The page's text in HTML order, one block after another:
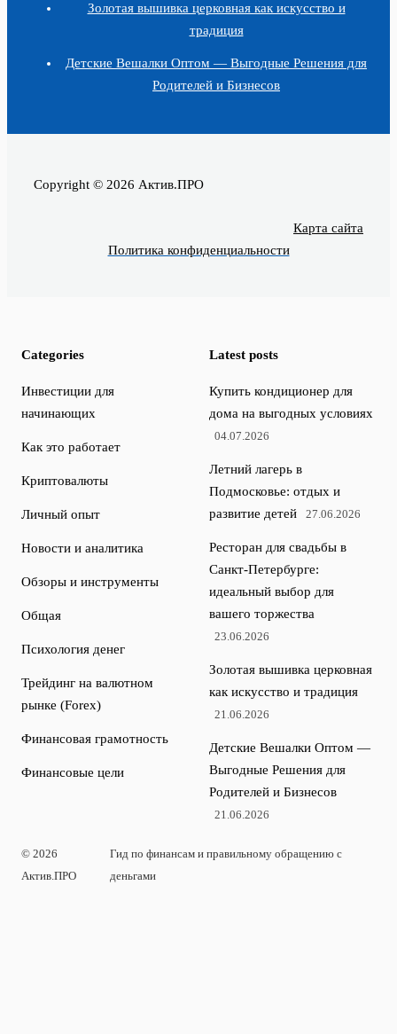
Золотая вышивка церковная как искусство и
традиция
Детские Вешалки Оптом — Выгодные Решения для
Родителей и Бизнесов
Copyright © 2026 Актив.ПРО
Карта сайта
Политика конфиденциальности
Categories
Инвестиции для
начинающих
Как это работает
Криптовалюты
Личный опыт
Новости и аналитика
Обзоры и инструменты
Общая
Психология денег
Трейдинг на валютном
рынке (Forex)
Финансовая грамотность
Финансовые цели
Latest posts
Купить кондиционер для
дома на выгодных условиях
04.07.2026
Летний лагерь в
Подмосковье: отдых и
развитие детей
27.06.2026
Ресторан для свадьбы в
Санкт-Петербурге:
идеальный выбор для
вашего торжества
23.06.2026
Золотая вышивка церковная
как искусство и традиция
21.06.2026
Детские Вешалки Оптом —
Выгодные Решения для
Родителей и Бизнесов
21.06.2026
© 2026
Актив.ПРО
Гид по финансам и правильному обращению с
деньгами